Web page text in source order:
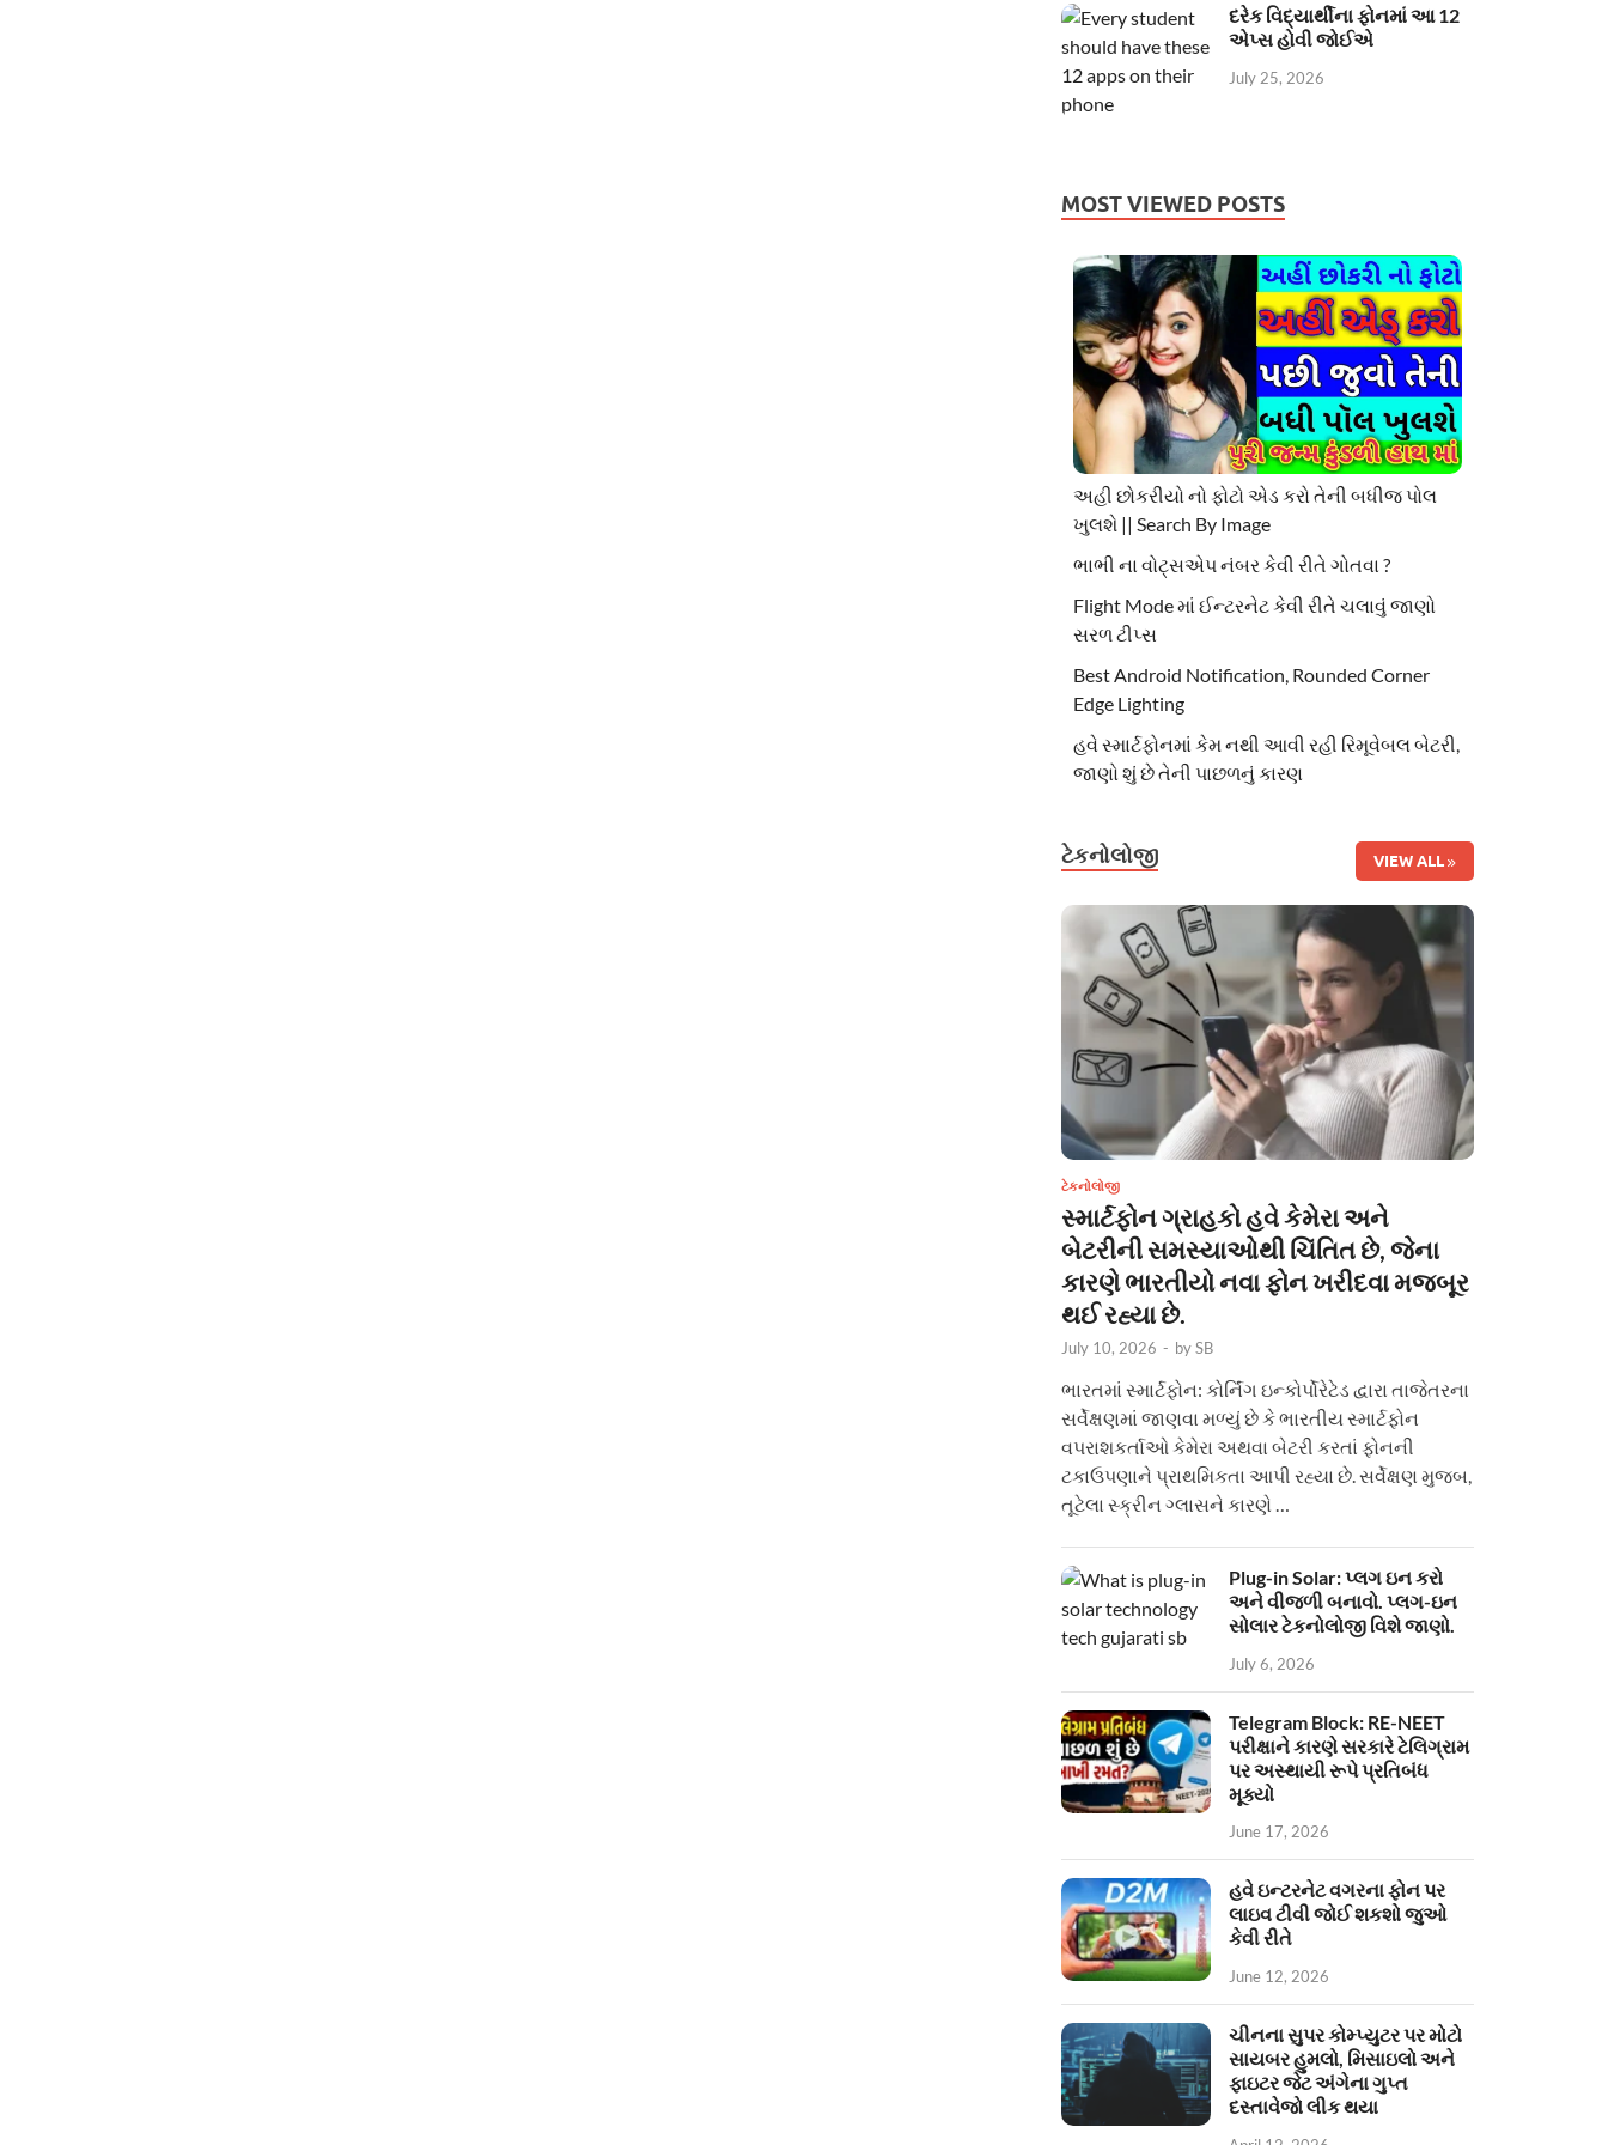
દરેક વિદ્યાર્થીના ફોનમાં આ 12
એપ્સ હોવી જોઈએ
July 25, 2026
MOST VIEWED POSTS
અહી છોકરીયો નો ફોટો એડ કરો તેની બધીજ પોલ
ખુલશે || Search By Image
ભાભી ના વોટ્સએપ નંબર કેવી રીતે ગોતવા ?
Flight Mode માં ઈન્ટરનેટ કેવી રીતે ચલાવું જાણો
સરળ ટીપ્સ
Best Android Notification, Rounded Corner
Edge Lighting
હવે સ્માર્ટફોનમાં કેમ નથી આવી રહી રિમૂવેબલ બેટરી,
જાણો શું છે તેની પાછળનું કારણ
ટેકનોલોજી VIEW ALL
ટેકનોલોજી
સ્માર્ટફોન ગ્રાહકો હવે કેમેરા અને
બેટરીની સમસ્યાઓથી ચિંતિત છે, જેના
કારણે ભારતીયો નવા ફોન ખરીદવા મજબૂર
થઈ રહ્યા છે.
July 10, 2026 - bySB
ભારતમાં સ્માર્ટફોન: કોર્નિંગ ઇન્કોર્પોરેટેડ દ્વારા તાજેતરના
સર્વેક્ષણમાં જાણવા મળ્યું છે કે ભારતીય સ્માર્ટફોન
વપરાશકર્તાઓ કેમેરા અથવા બેટરી કરતાં ફોનની
ટકાઉપણાને પ્રાથમિકતા આપી રહ્યા છે. સર્વેક્ષણ મુજબ,
તૂટેલા સ્ક્રીન ગ્લાસને કારણે …
Plug-in Solar: પ્લગ ઇન કરો
અને વીજળી બનાવો. પ્લગ-ઇન
સોલાર ટેકનોલોજી વિશે જાણો.
July 6, 2026
Telegram Block: RE-NEET
પરીક્ષાને કારણે સરકારે ટેલિગ્રામ
પર અસ્થાયી રૂપે પ્રતિબંધ
મૂક્યો
June 17, 2026
હવે ઇન્ટરનેટ વગરના ફોન પર
લાઇવ ટીવી જોઈ શકશો જુઓ
કેવી રીતે
June 12, 2026
ચીનના સુપર કોમ્પ્યુટર પર મોટો
સાયબર હુમલો, મિસાઇલો અને
ફાઇટર જેટ અંગેના ગુપ્ત
દસ્તાવેજો લીક થયા